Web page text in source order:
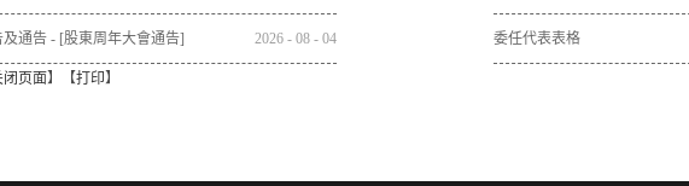
及通告 - [股東周年大會通告] 2026 - 08 - 04 委任代表表格
闭页面】【打印】